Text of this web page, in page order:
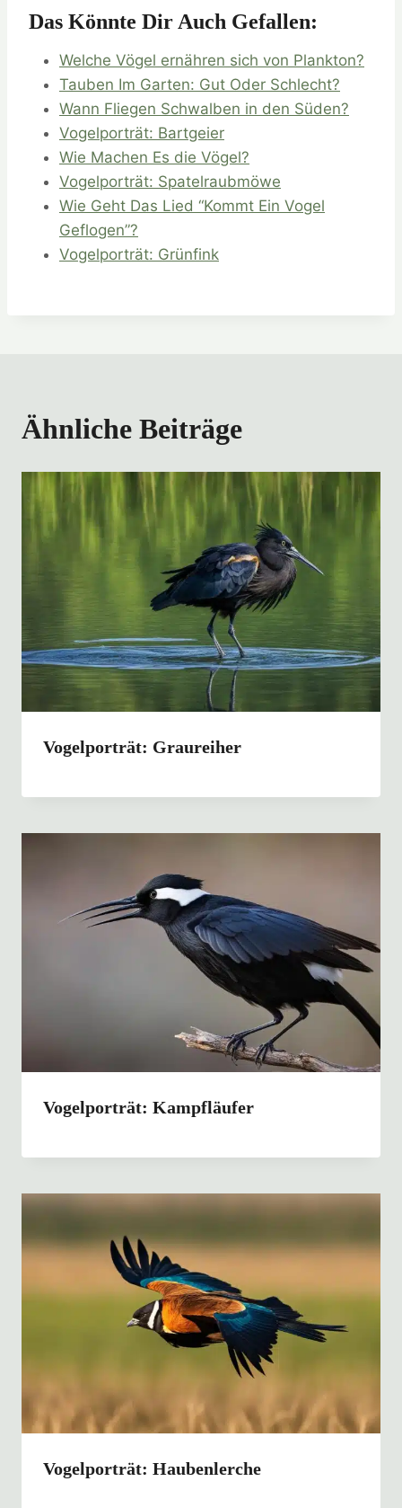
Das Könnte Dir Auch Gefallen:
Welche Vögel ernähren sich von Plankton?
Tauben Im Garten: Gut Oder Schlecht?
Wann Fliegen Schwalben in den Süden?
Vogelporträt: Bartgeier
Wie Machen Es die Vögel?
Vogelporträt: Spatelraubmöwe
Wie Geht Das Lied “Kommt Ein Vogel
Geflogen”?
Vogelporträt: Grünfink
Ähnliche Beiträge
Vogelporträt: Graureiher
Vogelporträt: Kampfläufer
Vogelporträt: Haubenlerche